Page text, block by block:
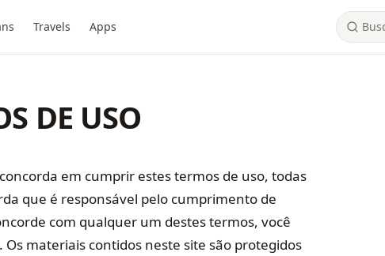
Travels Apps
DE USO
em cumprir estes termos de uso, todas
que é responsável pelo cumprimento de
com qualquer um destes termos, você
materiais contidos neste site são protegidos